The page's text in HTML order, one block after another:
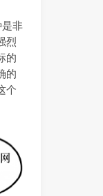
非
烈
的
的
个